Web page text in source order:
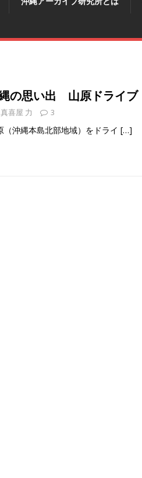
縄の思い出 山原ドライブ
真喜屋 力 3
（沖縄本島北部地域）をドライ […]